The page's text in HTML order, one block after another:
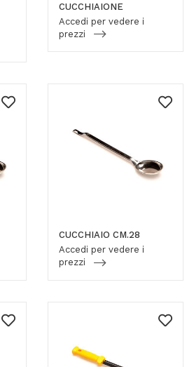
CUCCHIAIONE
Accedi per vedere i
prezzi
CUCCHIAIO CM.28
Accedi per vedere i
prezzi